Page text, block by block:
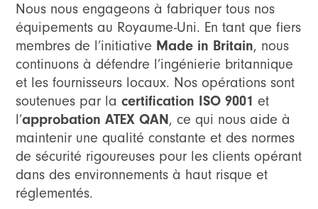
Nous nous engageons à fabriquer tous nos
équipements au Royaume-Uni. En tant que fiers
membres de l’initiative Made in Britain, nous
continuons à défendre l’ingénierie britannique
et les fournisseurs locaux. Nos opérations sont
soutenues par lacertification ISO 9001 et
l’approbation ATEX QAN, ce qui nous aide à
maintenir une qualité constante et des normes
de sécurité rigoureuses pour les clients opérant
dans des environnements à haut risque et
réglementés.